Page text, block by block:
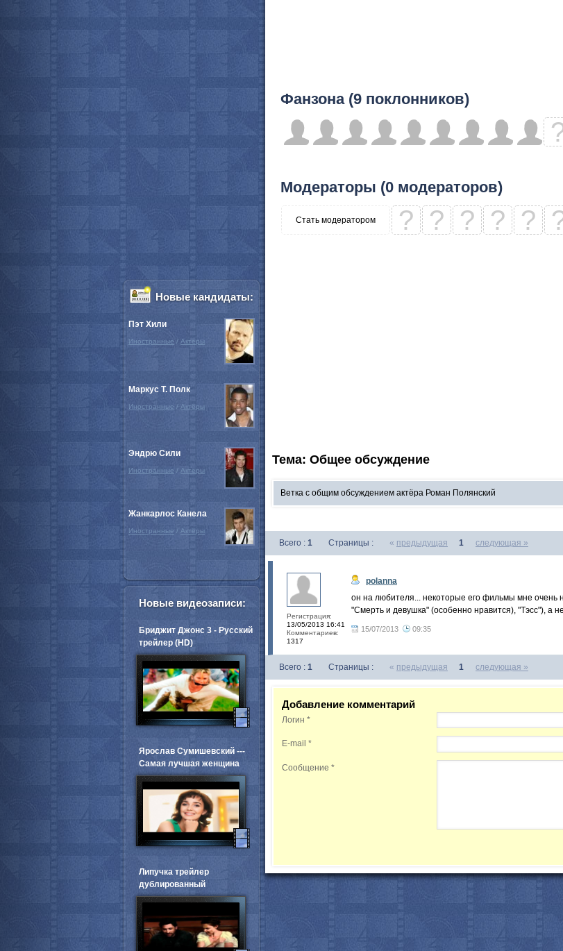
Фанзона (9 поклонников)
Модераторы (0 модераторов)
Стать модератором ? ? ? ? ?
Тема: Общее обсуждение
Ветка с общим обсуждением актёра Роман Полянский
Всего : 1 Страницы : « предыдущая 1 следующая »
Регистрация:
13/05/2013 16:41
Комментариев:
1317
polanna
он на любителя... некоторые его фильмы мне очень
"Смерть и девушка" (особенно нравится), "Тэсс"), а
15/07/2013
09:35
Всего : 1 Страницы : « предыдущая 1 следующая »
Добавление комментарий
Логин *
E-mail *
Сообщение *
Новые кандидаты:
Пэт Хили
Иностранные / Актёры
Маркус Т. Полк
Иностранные / Актёры
Эндрю Сили
Иностранные / Актёры
Жанкарлос Канела
Иностранные / Актёры
Новые видеозаписи:
Бриджит Джонс 3 - Русский
трейлер (HD)
Ярослав Сумишевский ---
Самая лучшая женщина
Липучка трейлер
дублированный